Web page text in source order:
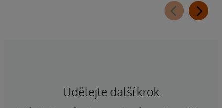
Udělejte další krok